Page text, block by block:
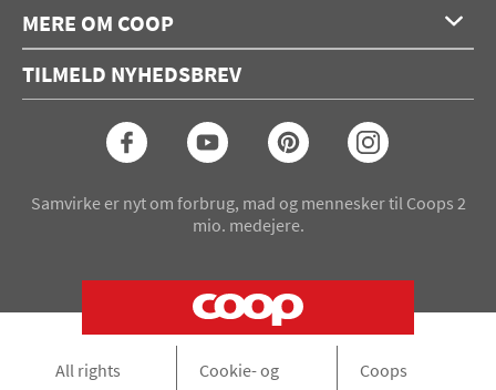
Opskrifter
Konkurrencer
Seneste Samvirke-magasin
MERE OM COOP
Annoncering
Coop medlem
TILMELD NYHEDSBREV
Samvirke er nyt om forbrug, mad og mennesker til Coops 2
mio. medejere.
All rights
Cookie- og
Coops